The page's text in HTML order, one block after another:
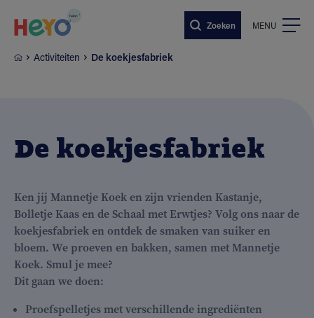
Zoeken MENU
Activiteiten De koekjesfabriek
De koekjesfabriek
Ken jij Mannetje Koek en zijn vrienden Kastanje,
Bolletje Kaas en de Schaal met Erwtjes? Volg ons naar de
koekjesfabriek en ontdek de smaken van suiker en
bloem. We proeven en bakken, samen met Mannetje
Koek. Smul je mee?
Dit gaan we doen:
Proefspelletjes met verschillende ingrediënten